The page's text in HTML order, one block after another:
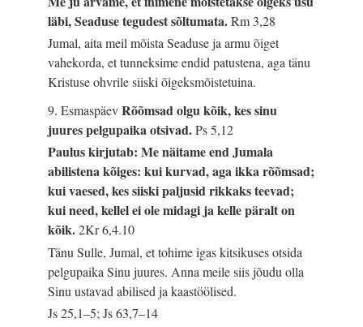
läbi, Seaduse tegudest sõltumata.Rm 3,28
Jumal, aita meil mõista Seaduse ja armu õiget
vahekorda, et tunneksime endid patustena, aga tänu
Kristuse ohvrile siiski õigeksmõistetuina.
9. EsmaspäevRõõmsad olgu kõik, kes sinu
juures pelgupaika otsivad.Ps 5,12
Paulus kirjutab: Me näitame end Jumala
abilistena kõiges: kui kurvad, aga ikka rõõmsad;
kui vaesed, kes siiski paljusid rikkaks teevad;
kui need, kellel ei ole midagi ja kelle päralt on
kõik.2Kr 6,4.10
Tänu Sulle, Jumal, et tohime igas kitsikuses otsida
pelgupaika Sinu juures. Anna meile siis jõudu olla
Sinu ustavad abilised ja kaastöölised.
Js 25,1–5; Js 63,7–14